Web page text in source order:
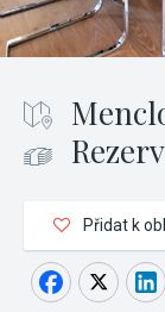
Přidat k